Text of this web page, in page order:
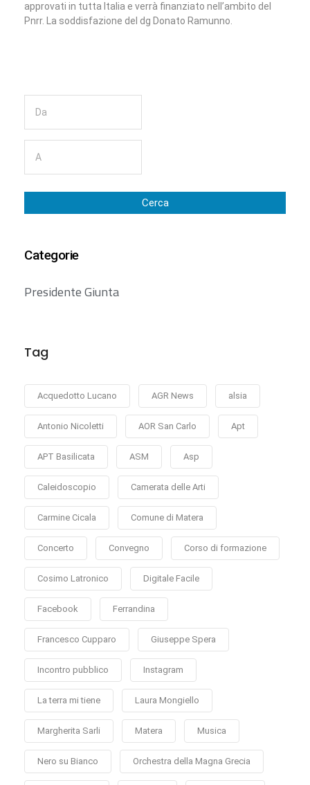
approvati in tutta Italia e verrà finanziato nell’ambito del
Pnrr. La soddisfazione del dg Donato Ramunno.
Cerca
Categorie
Presidente Giunta
Tag
Acquedotto Lucano AGR News alsia
Antonio Nicoletti AOR San Carlo Apt
APT Basilicata ASM Asp
Caleidoscopio Camerata delle Arti
Carmine Cicala Comune di Matera
Concerto Convegno Corso di formazione
Cosimo Latronico Digitale Facile
Facebook Ferrandina
Francesco Cupparo Giuseppe Spera
Incontro pubblico Instagram
La terra mi tiene Laura Mongiello
Margherita Sarli Matera Musica
Nero su Bianco Orchestra della Magna Grecia